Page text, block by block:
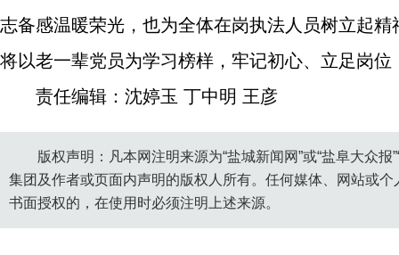
志备感温暖荣光，也为全体在岗执法人员树立起
将以老一辈党员为学习榜样，牢记初心、立足岗
责任编辑：沈婷玉 丁中明 王彦
版权声明：凡本网注明来源为“盐城新闻网”或“盐阜大众
集团及作者或页面内声明的版权人所有。任何媒体、网站或
书面授权的，在使用时必须注明上述来源。